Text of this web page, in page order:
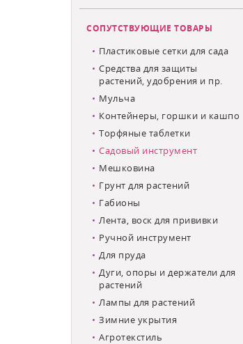
СОПУТСТВУЮЩИЕ ТОВАРЫ
Пластиковые сетки для сада
Средства для защиты
растений, удобрения и пр.
Мульча
Контейнеры, горшки и кашпо
Торфяные таблетки
Садовый инструмент
Мешковина
Грунт для растений
Габионы
Лента, воск для прививки
Ручной инструмент
Для пруда
Дуги, опоры и держатели для
растений
Лампы для растений
Зимние укрытия
Агротекстиль
Сучкорез плоскостной с
телескопическими ручками
MrLogo 4610B
Товара нет в наличии
Цена: 4 950